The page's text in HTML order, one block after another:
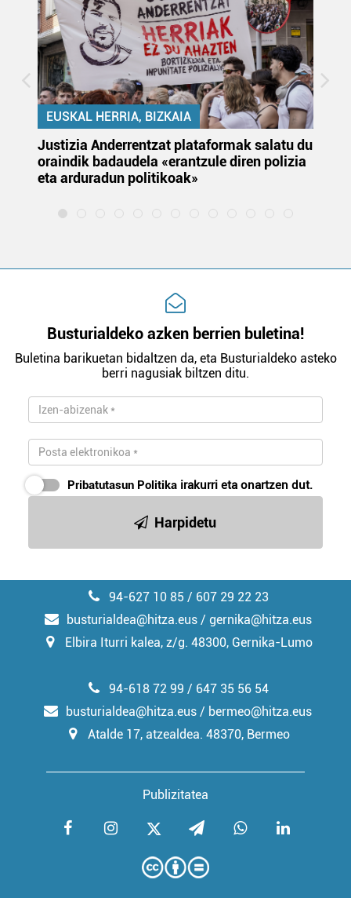
EUSKAL HERRIA, BIZKAIA
Justizia Anderrentzat plataformak salatu du
oraindik badaudela «erantzule diren polizia
eta arduradun politikoak»
Busturialdeko azken berrien buletina!
Buletina barikuetan bidaltzen da, eta Busturialdeko asteko
berri nagusiak biltzen ditu.
Pribatutasun Politika irakurri eta onartzen dut.
Harpidetu
94-627 10 85 / 607 29 22 23
busturialdea@hitza.eus / gernika@hitza.eus
Elbira Iturri kalea, z/g. 48300, Gernika-Lumo
Publizitatea
94-618 72 99 / 647 35 56 54
busturialdea@hitza.eus / bermeo@hitza.eus
Atalde 17, atzealdea. 48370, Bermeo